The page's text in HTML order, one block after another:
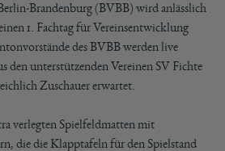
Brandenburg (BVBB) wird anlässlich
1. Fachtag für Vereinsentwicklung
des BVBB werden live
den unterstützenden Vereinen SV Fichte
Zuschauer erwartet.
verlegten Spielfeldmatten mit
die die Klapptafeln für den Spielstand